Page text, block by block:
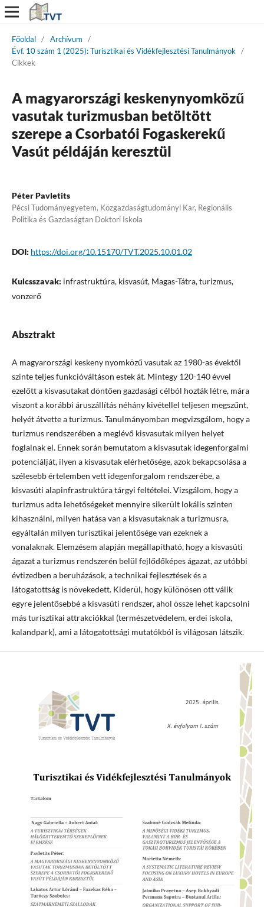
Főoldal / Archívum
/
Évf. 10 szám 1 (2025): Turisztikai és Vidékfejlesztési Tanulmányok /
Cikkek
A magyarországi keskenynyomközű
vasutak turizmusban betöltött
szerepe a Csorbatói Fogaskerekű
Vasút példáján keresztül
Péter Pavletits
Pécsi Tudományegyetem, Közgazdaságtudományi Kar, Regionális
Politika és Gazdaságtan Doktori Iskola
DOI: https://doi.org/10.15170/TVT.2025.10.01.02
Kulcsszavak: infrastruktúra, kisvasút, Magas-Tátra, turizmus,
vonzerő
Absztrakt
A magyarországi keskeny nyomközű vasutak az 1980-as évektől
szinte teljes funkcióváltáson estek át. Mintegy 120-140 évvel
ezelőtt a kisvasutakat döntően gazdasági célból hozták létre, mára
viszont a korábbi áruszállítás néhány kivétellel teljesen megszűnt,
helyét átvette a turizmus. Tanulmányomban megvizsgálom, hogy a
turizmus rendszerében a meglévő kisvasutak milyen helyet
foglalnak el. Ennek során bemutatom a kisvasutak idegenforgalmi
potenciálját, ilyen a kisvasutak elérhetősége, azok bekapcsolása a
szélesebb értelemben vett idegenforgalom rendszerébe, a
kisvasúti alapinfrastruktúra tárgyi feltételei. Vizsgálom, hogy a
turizmus adta lehetőségeket mennyire sikerült lokális szinten
kihasználni, milyen hatása van a kisvasutaknak a turizmusra,
egyáltalán milyen turisztikai jelentősége van ezeknek a
vonalaknak. Elemzésem alapján megállapítható, hogy a kisvasúti
ágazat a turizmus rendszerén belül fejlődőképes ágazat, az utóbbi
évtizedben a beruházások, a technikai fejlesztések és a
látogatottság is növekedett. Kiderül, hogy különösen ott válik
egyre jelentősebbé a kisvasúti rendszer, ahol össze lehet kapcsolni
más turisztikai attrakciókkal (természetvédelem, erdei iskola,
kalandpark), ami a látogatottsági mutatókból is világosan látszik.